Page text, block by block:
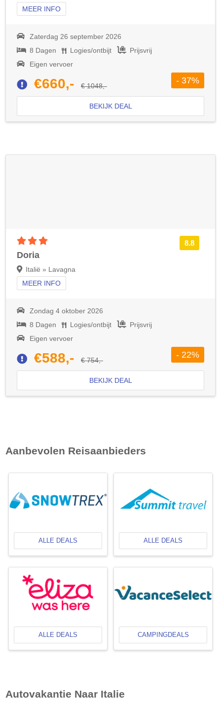
MEER INFO
Zaterdag 26 september 2026
8 Dagen
Logies/ontbijt
Prijsvrij
Eigen vervoer
€660,- € 1048,-
- 37%
BEKIJK DEAL
8.8
Doria
Italië » Lavagna
MEER INFO
Zondag 4 oktober 2026
8 Dagen
Logies/ontbijt
Prijsvrij
Eigen vervoer
€588,- € 754,-
- 22%
BEKIJK DEAL
Aanbevolen Reisaanbieders
ALLE DEALS ALLE DEALS
ALLE DEALS CAMPINGDEALS
Autovakantie Naar Italie